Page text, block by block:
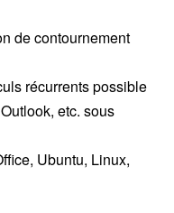
de contournement
récurrents possible
etc. sous
Ubuntu, Linux,